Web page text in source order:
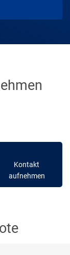
Kontakt
aufnehmen